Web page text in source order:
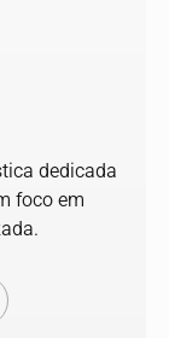
dedicada
foco em